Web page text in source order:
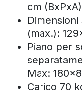
cm (BxPxA)
(max.):
Piano per
Max:
Carico 70